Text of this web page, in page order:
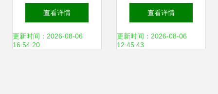
介“吃差价”竟够买
小城一套房，结果
查看详情
更新时间：2026-08-06
16:54:20
阳涧西区家政公司
的因私出入境中介
查看详情
更新时间：2026-08-06
12:45:43